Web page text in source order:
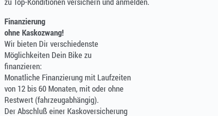
Finanzierung
ohne Kaskozwang!
Wir bieten Dir verschiedenste
Möglichkeiten Dein Bike zu
finanzieren:
Monatliche Finanzierung mit Laufzeiten
von 12 bis 60 Monaten, mit oder ohne
Restwert (fahrzeugabhängig).
Der Abschluß einer Kaskoversicherung